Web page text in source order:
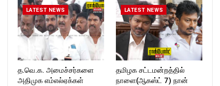
LATEST NEWS
த.வெ.க. அமைச்சர்களை
அதிமுக எம்எல்ஏக்கள்
LATEST NEWS
தமிழக சட்டமன்றத்தில்
நாளை(ஆகஸ்ட் 7) நான்